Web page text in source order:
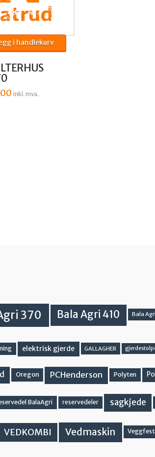
inkl. mva.
i handlekurv
370 Bala Agri 410 Bala
elektrisk gjerde GALLAGHER
Oregon PCHenderson Polyten
BalaAgri reservedeler sagkjede
VEDKOMBI Vedmaskin